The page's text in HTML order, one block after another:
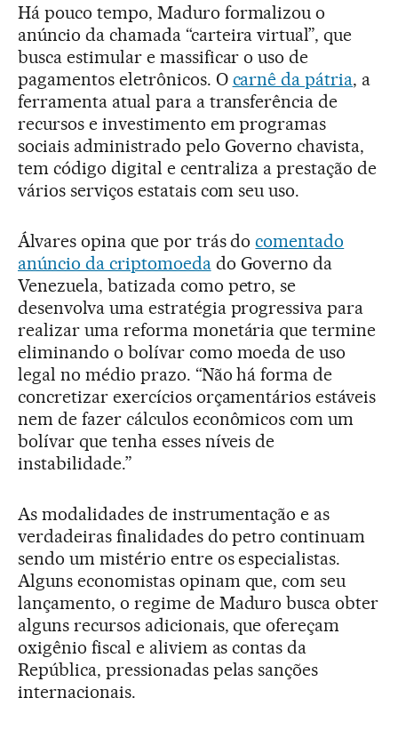
Há pouco tempo, Maduro formalizou o
anúncio da chamada “carteira virtual”, que
busca estimular e massificar o uso de
pagamentos eletrônicos. O carnê da pátria, a
ferramenta atual para a transferência de
recursos e investimento em programas
sociais administrado pelo Governo chavista,
tem código digital e centraliza a prestação de
vários serviços estatais com seu uso.
Álvares opina que por trás docomentado
anúncio da criptomoedado Governo da
Venezuela, batizada como petro, se
desenvolva uma estratégia progressiva para
realizar uma reforma monetária que termine
eliminando o bolívar como moeda de uso
legal no médio prazo. “Não há forma de
concretizar exercícios orçamentários estáveis
nem de fazer cálculos econômicos com um
bolívar que tenha esses níveis de
instabilidade.”
As modalidades de instrumentação e as
verdadeiras finalidades do petro continuam
sendo um mistério entre os especialistas.
Alguns economistas opinam que, com seu
lançamento, o regime de Maduro busca obter
alguns recursos adicionais, que ofereçam
oxigênio fiscal e aliviem as contas da
República, pressionadas pelas sanções
internacionais.